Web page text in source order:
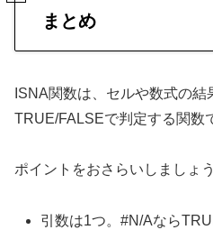
まとめ
ISNA関数は、セルや数式の
TRUE/FALSEで判定する関数
ポイントをおさらいしましょう
引数は1つ。#N/Aなら